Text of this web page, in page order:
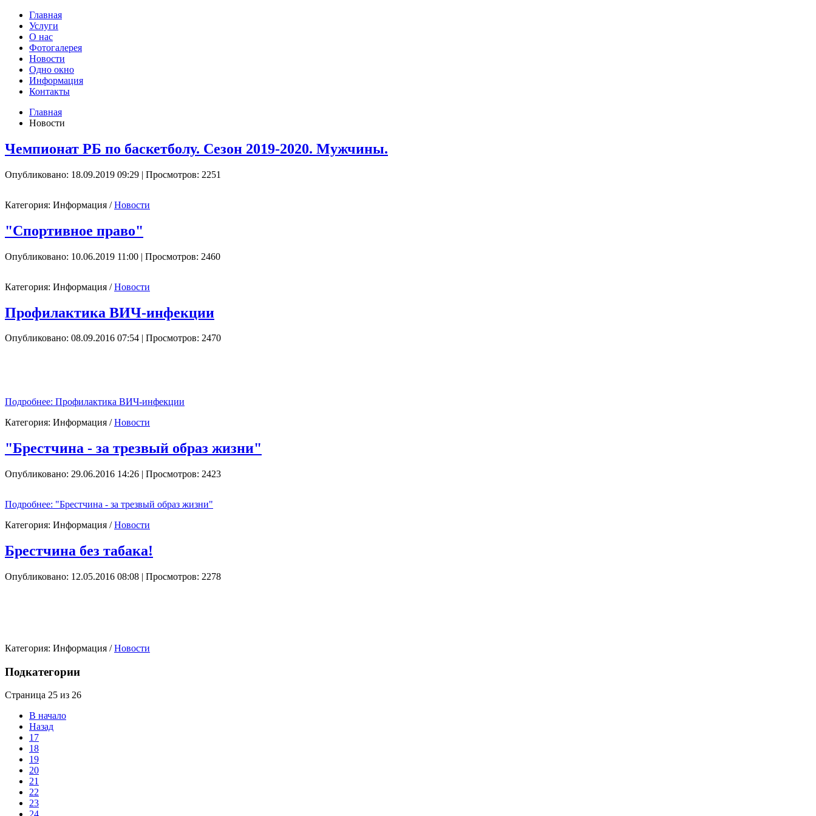
Главная
Услуги
О нас
Фотогалерея
Новости
Одно окно
Информация
Контакты
Главная
Новости
Чемпионат РБ по баскетболу. Сезон 2019-2020. Мужчины.
Опубликовано: 18.09.2019 09:29 | Просмотров: 2251
Категория: Информация /Новости
"Спортивное право"
Опубликовано: 10.06.2019 11:00 | Просмотров: 2460
Категория: Информация /Новости
Профилактика ВИЧ-инфекции
Опубликовано: 08.09.2016 07:54 | Просмотров: 2470
Подробнее: Профилактика ВИЧ-инфекции
Категория: Информация /Новости
"Брестчина - за трезвый образ жизни"
Опубликовано: 29.06.2016 14:26 | Просмотров: 2423
Подробнее: "Брестчина - за трезвый образ жизни"
Категория: Информация /Новости
Брестчина без табака!
Опубликовано: 12.05.2016 08:08 | Просмотров: 2278
Категория: Информация /Новости
Подкатегории
Страница 25 из 26
В начало
Назад
17
18
19
20
21
22
23